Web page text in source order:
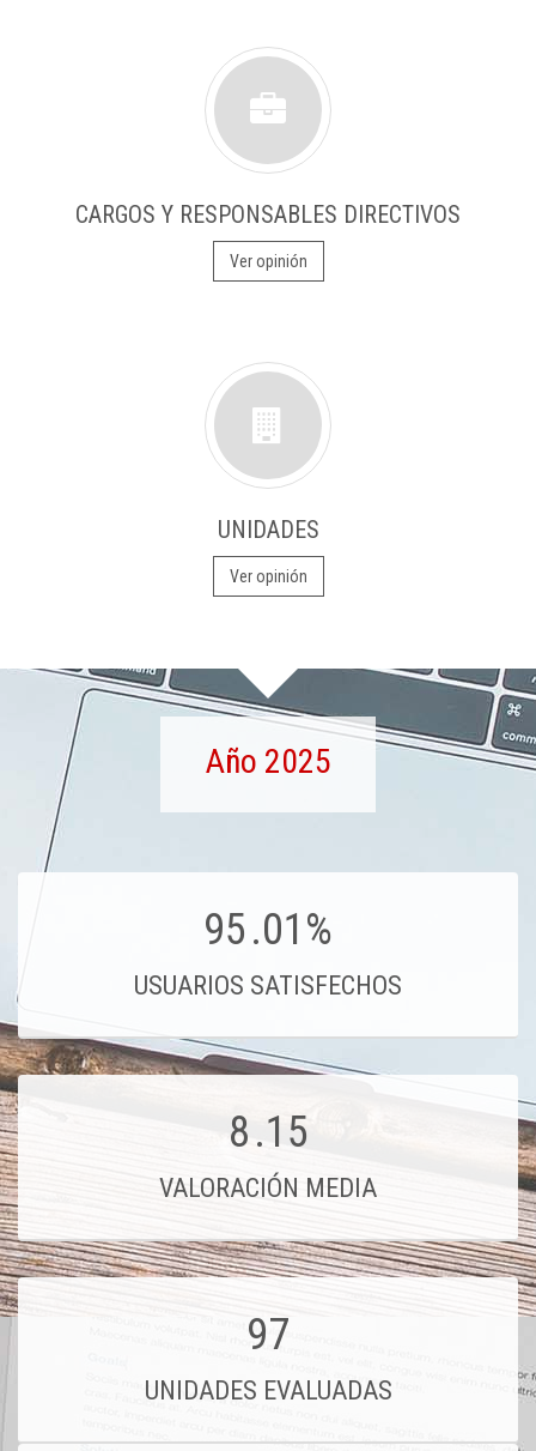
CARGOS Y RESPONSABLES DIRECTIVOS
Ver opinión
UNIDADES
Ver opinión
Año 2025
95.01%
USUARIOS SATISFECHOS
8.15
VALORACIÓN MEDIA
97
UNIDADES EVALUADAS